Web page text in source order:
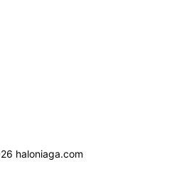
haloniaga.com